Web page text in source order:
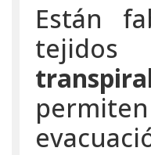
Están
tejidos